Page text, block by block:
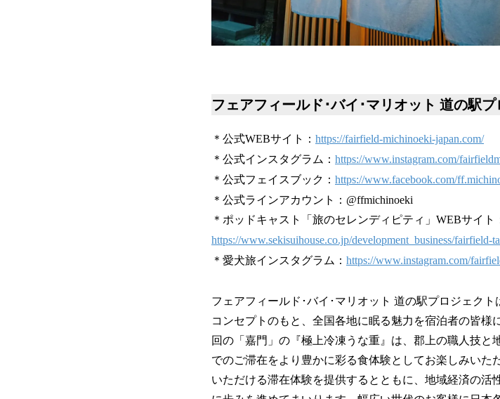
フェアフィールド･バイ･マリオット 道の駅プ
＊公式WEBサイト： https://fairfield-michinoeki-japan.com/
＊公式インスタグラム： https://www.instagram.com/
＊公式フェイスブック： https://www.facebook.com/
＊公式ラインアカウント：@ffmichinoeki
＊ポッドキャスト「旅のセレンディピティ」WEBサイト
https://www.sekisuihouse.co.jp/development_business/fairfield-
＊愛犬旅インスタグラム： https://www.instagram.com/
フェアフィールド･バイ･マリオット 道の駅プロジェク
コンセプトのもと、全国各地に眠る魅力を宿泊者の皆
回の「嘉門」の『極上冷凍うな重』は、郡上の職人技
でのご滞在をより豊かに彩る食体験としてお楽しみいた
いただける滞在体験を提供するとともに、地域経済の活